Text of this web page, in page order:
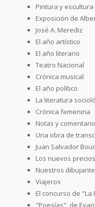
Pintura y escultura
Exposición de
José A. Merediz
El año artístico
El año literario
Teatro Nacional
Crónica musical
El año político
La literatura
Crónica femenina
Notas y
Una obra de
Juan Salvador
Los nuevos
Nuestros
Viajeros
El concurso de "La
"Poesías", de